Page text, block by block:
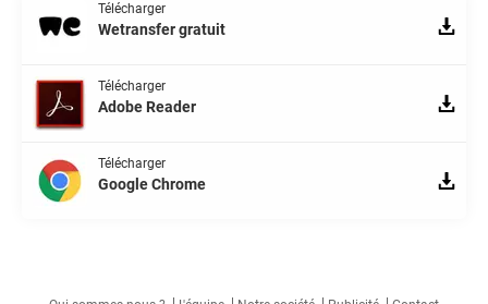
Télécharger
Wetransfer gratuit
Télécharger
Adobe Reader
Télécharger
Google Chrome